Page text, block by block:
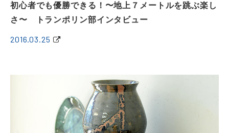
初心者でも優勝できる！〜地上７メートルを跳ぶ楽し
さ〜 トランポリン部インタビュー
2016.03.25